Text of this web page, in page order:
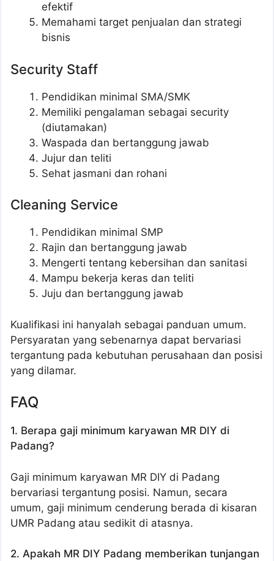
efektif
Memahami target penjualan dan strategi
bisnis
Security Staff
Pendidikan minimal SMA/SMK
Memiliki pengalaman sebagai security
(diutamakan)
Waspada dan bertanggung jawab
Jujur dan teliti
Sehat jasmani dan rohani
Cleaning Service
Pendidikan minimal SMP
Rajin dan bertanggung jawab
Mengerti tentang kebersihan dan sanitasi
Mampu bekerja keras dan teliti
Juju dan bertanggung jawab
Kualifikasi ini hanyalah sebagai panduan umum.
Persyaratan yang sebenarnya dapat bervariasi
tergantung pada kebutuhan perusahaan dan posisi
yang dilamar.
FAQ
1. Berapa gaji minimum karyawan MR DIY di
Padang?
Gaji minimum karyawan MR DIY di Padang
bervariasi tergantung posisi. Namun, secara
umum, gaji minimum cenderung berada di kisaran
UMR Padang atau sedikit di atasnya.
2. Apakah MR DIY Padang memberikan tunjangan